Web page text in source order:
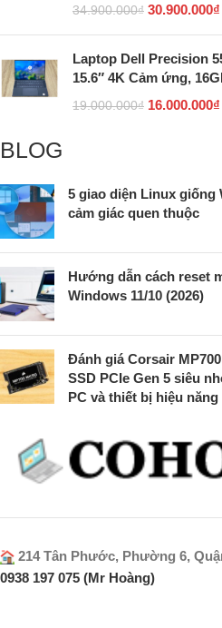
34.900.000₫ 30.900.000₫
Laptop Dell Precision
15.6″ 4K Cảm ứng,
19.000.000₫ 16.000.000₫
BLOG
5 giao diện Linux giống
cảm giác quen thuộc
Hướng dẫn cách reset
Windows 11/10 (2026)
Đánh giá Corsair
SSD PCIe Gen 5 siêu
PC và thiết bị hiệu năng
214 Tân Phước, Phường 6,
0938 197 075 (Mr Hoàng)